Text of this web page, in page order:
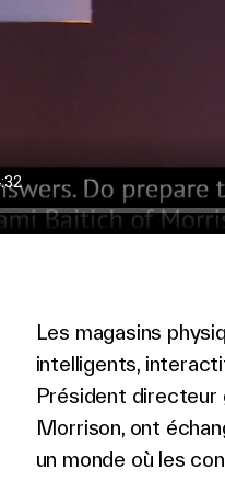
Les magasins
intelligents,
Président directeur
Morrison, ont
un monde où les